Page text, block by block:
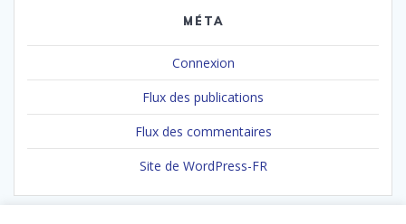
MÉTA
Connexion
Flux des publications
Flux des commentaires
Site de WordPress-FR